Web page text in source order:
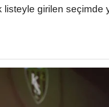
listeyle girilen seçimde